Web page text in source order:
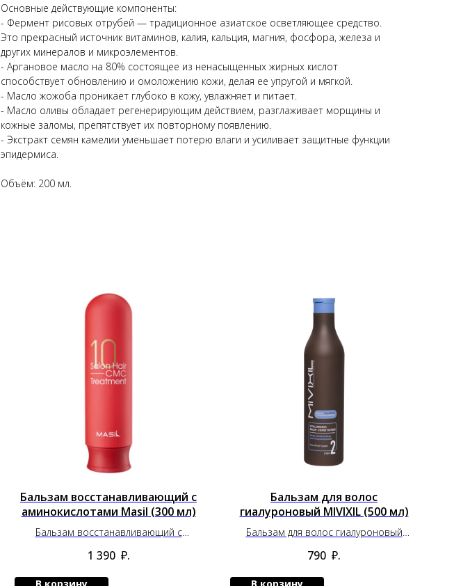
Основные действующие компоненты:
- Фермент рисовых отрубей — традиционное азиатское осветляющее средство.
Это прекрасный источник витаминов, калия, кальция, магния, фосфора, железа и
других минералов и микроэлементов.
- Аргановое масло на 80% состоящее из ненасыщенных жирных кислот
способствует обновлению и омоложению кожи, делая ее упругой и мягкой.
- Масло жожоба проникает глубоко в кожу, увлажняет и питает.
- Масло оливы обладает регенерирующим действием, разглаживает морщины и
кожные заломы, препятствует их повторному появлению.
- Экстракт семян камелии уменьшает потерю влаги и усиливает защитные функции
эпидермиса.
Объём: 200 мл.
Бальзам восстанавливающий с
аминокислотами Masil (300 мл)
Бальзам восстанавливающий с
1 390 ₽.
Бальзам для волос
гиалуроновый MIVIXIL (500 мл)
Бальзам для волос гиалуроновый
790 ₽.